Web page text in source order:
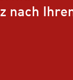
nach